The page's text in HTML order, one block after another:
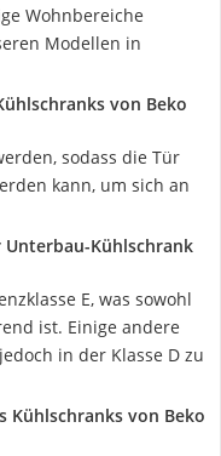
Wohnbereiche
Modellen in
von Beko
sodass die Tür
kann, um sich an
Unterbau-Kühlschrank
E, was sowohl
ist. Einige andere
in der Klasse D zu
Kühlschranks von Beko